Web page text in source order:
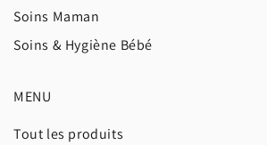
Soins Maman
Soins & Hygiène Bébé
MENU
Tout les produits